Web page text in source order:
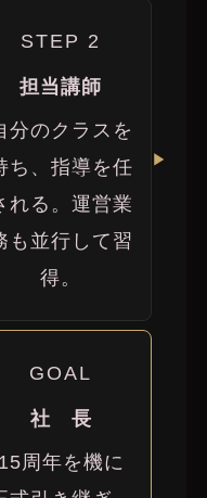
STEP 2
担当講師
分のクラスを
ち、指導を任
れる。運営業
も並行して習
得。
GOAL
社 長
15周年を機に